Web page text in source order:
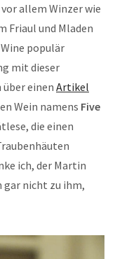
allem Winzer wie
Friaul und Mladen
populär
mit dieser
einen Artikel
Wein namens Five
die einen
ich, der Martin
gar nicht zu ihm,